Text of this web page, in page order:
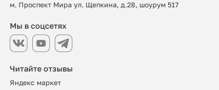
Читайте отзывы
Яндекс маркет
м. Проспект Мира ул. Щепкина, д.28, шоурум 517
Мы в соцсетях